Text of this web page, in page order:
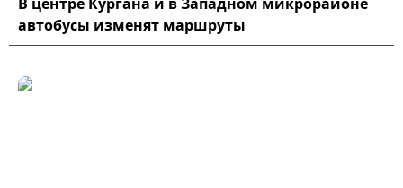
автобусы изменят маршруты